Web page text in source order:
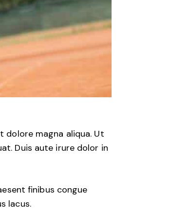
magna aliqua. Ut
Duis aute irure dolor in
finibus congue
lacus.